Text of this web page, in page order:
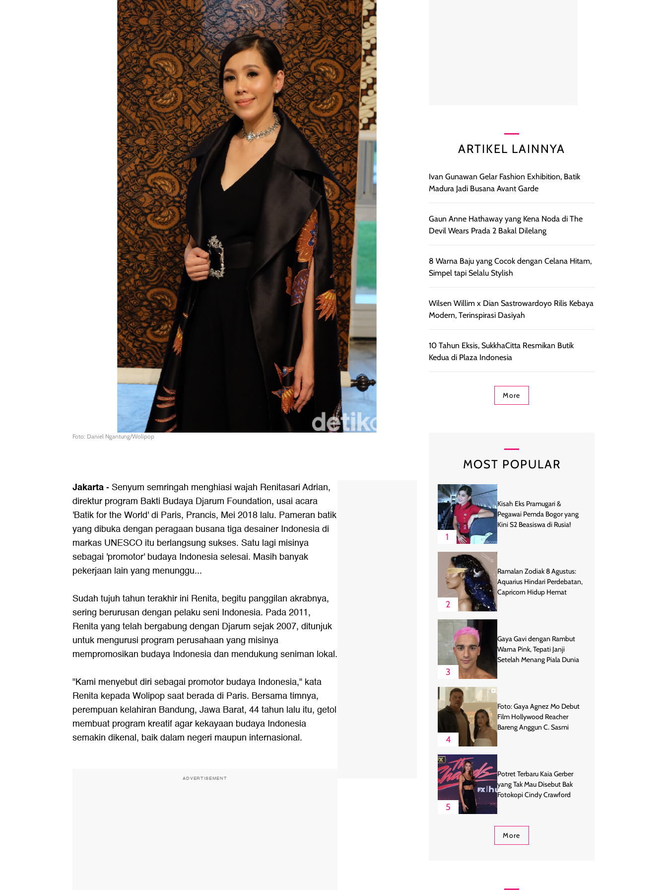
Foto: Daniel Ngantung/Wolipop
Jakarta- Senyum semringah menghiasi wajah Renitasari Adrian,
direktur program Bakti Budaya Djarum Foundation, usai acara
'Batik for the World' di Paris, Prancis, Mei 2018 lalu. Pameran batik
yang dibuka dengan peragaan busana tiga desainer Indonesia di
markas UNESCO itu berlangsung sukses. Satu lagi misinya
sebagai 'promotor' budaya Indonesia selesai. Masih banyak
pekerjaan lain yang menunggu...
Sudah tujuh tahun terakhir ini Renita, begitu panggilan akrabnya,
sering berurusan dengan pelaku seni Indonesia. Pada 2011,
Renita yang telah bergabung dengan Djarum sejak 2007, ditunjuk
untuk mengurusi program perusahaan yang misinya
mempromosikan budaya Indonesia dan mendukung seniman lokal.
"Kami menyebut diri sebagai promotor budaya Indonesia," kata
Renita kepada Wolipop saat berada di Paris. Bersama timnya,
perempuan kelahiran Bandung, Jawa Barat, 44 tahun lalu itu, getol
membuat program kreatif agar kekayaan budaya Indonesia
semakin dikenal, baik dalam negeri maupun internasional.
ADVERTISEMENT
ARTIKEL LAINNYA
Ivan Gunawan Gelar Fashion Exhibition, Batik
Madura Jadi Busana Avant Garde
Gaun Anne Hathaway yang Kena Noda di The
Devil Wears Prada 2 Bakal Dilelang
8 Warna Baju yang Cocok dengan Celana Hitam,
Simpel tapi Selalu Stylish
Wilsen Willim x Dian Sastrowardoyo Rilis Kebaya
Modern, Terinspirasi Dasiyah
10 Tahun Eksis, SukkhaCitta Resmikan Butik
Kedua di Plaza Indonesia
More
MOST POPULAR
1
Kisah Eks Pramugari &
Pegawai Pemda Bogor yang
Kini S2 Beasiswa di Rusia!
2
Ramalan Zodiak 8 Agustus:
Aquarius Hindari Perdebatan,
Capricorn Hidup Hemat
3
Gaya Gavi dengan Rambut
Warna Pink, Tepati Janji
Setelah Menang Piala Dunia
4
Foto: Gaya Agnez Mo Debut
Film Hollywood Reacher
Bareng Anggun C. Sasmi
5
Potret Terbaru Kaia Gerber
yang Tak Mau Disebut Bak
Fotokopi Cindy Crawford
More